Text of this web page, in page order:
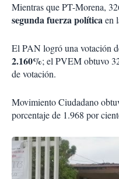
Mientras que PT-Morena,
segunda fuerza políticaen
El PAN logró una votación
2.160%; el PVEM obtuvo
de votación.
Movimiento Ciudadano
porcentaje de 1.968 por